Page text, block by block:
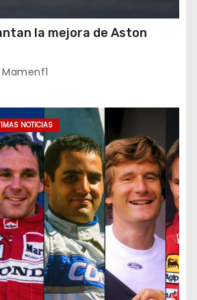
la mejora de Aston
Mamenf1
NOTICIAS